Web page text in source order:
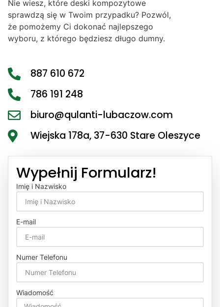
Nie wiesz, które deski kompozytowe
sprawdzą się w Twoim przypadku? Pozwól,
że pomożemy Ci dokonać najlepszego
wyboru, z którego będziesz długo dumny.
887 610 672
786 191 248
biuro@qulanti-lubaczow.com
Wiejska 178a, 37-630 Stare Oleszyce
Wypełnij Formularz!
Imię i Nazwisko
E-mail
Numer Telefonu
Wiadomość